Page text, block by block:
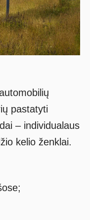
pastatyti
– individualaus
kelio ženklai.